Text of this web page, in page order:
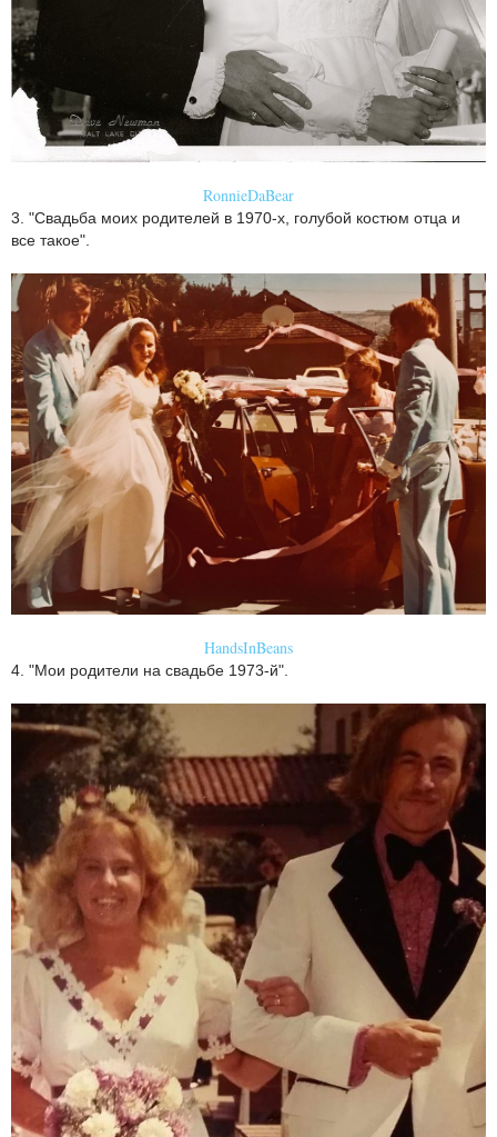
RonnieDaBear
3. "Свадьба моих родителей в 1970-х, голубой костюм отца и
все такое".
HandsInBeans
4. "Мои родители на свадьбе 1973-й".